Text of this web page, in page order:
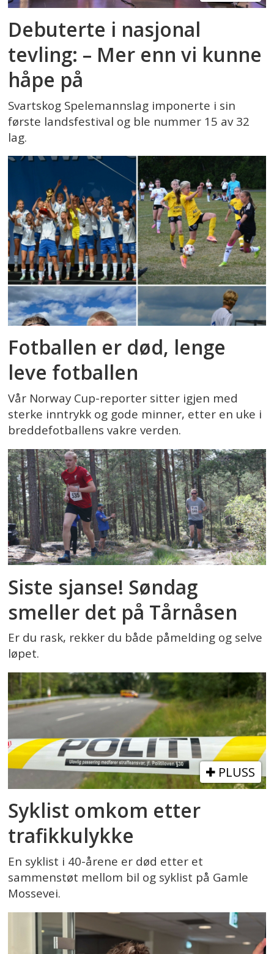
Debuterte i nasjonal
tevling: – Mer enn vi kunne
håpe på
Svartskog Spelemannslag imponerte i sin
første landsfestival og ble nummer 15 av 32
lag.
Fotballen er død, lenge
leve fotballen
Vår Norway Cup-reporter sitter igjen med
sterke inntrykk og gode minner, etter en uke i
breddefotballens vakre verden.
Siste sjanse! Søndag
smeller det på Tårnåsen
Er du rask, rekker du både påmelding og selve
løpet.
PLUSS
Syklist omkom etter
trafikkulykke
En syklist i 40-årene er død etter et
sammenstøt mellom bil og syklist på Gamle
Mossevei.